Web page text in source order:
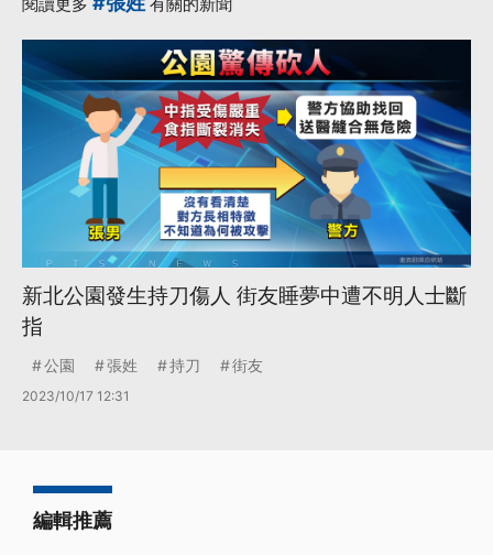
新北公園發生持刀傷人 街友睡夢中遭不明人士斷
指
公園 張姓 持刀 街友
2023/10/17 12:31
編輯推薦